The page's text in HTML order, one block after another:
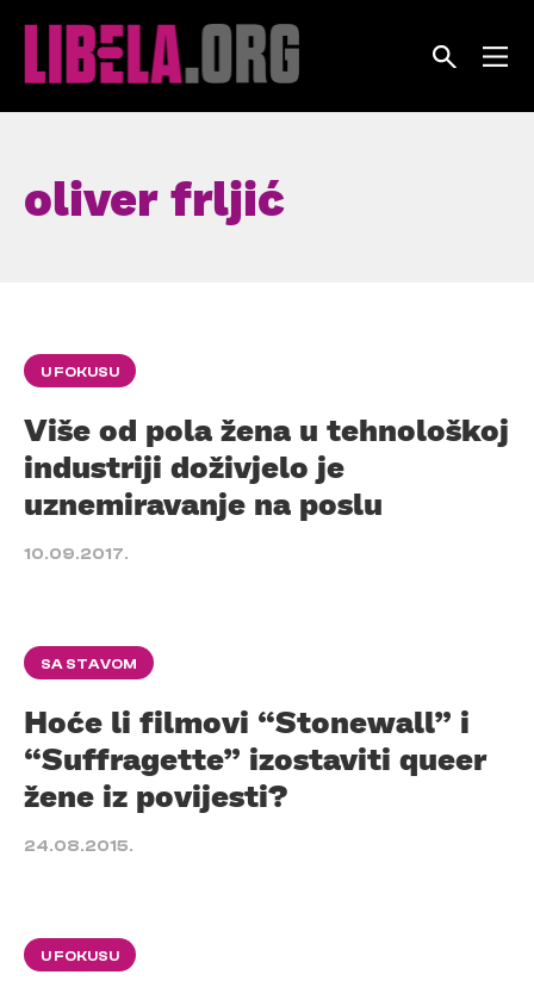
oliver frljić
U FOKUSU
Više od pola žena u tehnološkoj
industriji doživjelo je
uznemiravanje na poslu
10.09.2017.
SA STAVOM
Hoće li filmovi “Stonewall” i
“Suffragette” izostaviti queer
žene iz povijesti?
24.08.2015.
U FOKUSU